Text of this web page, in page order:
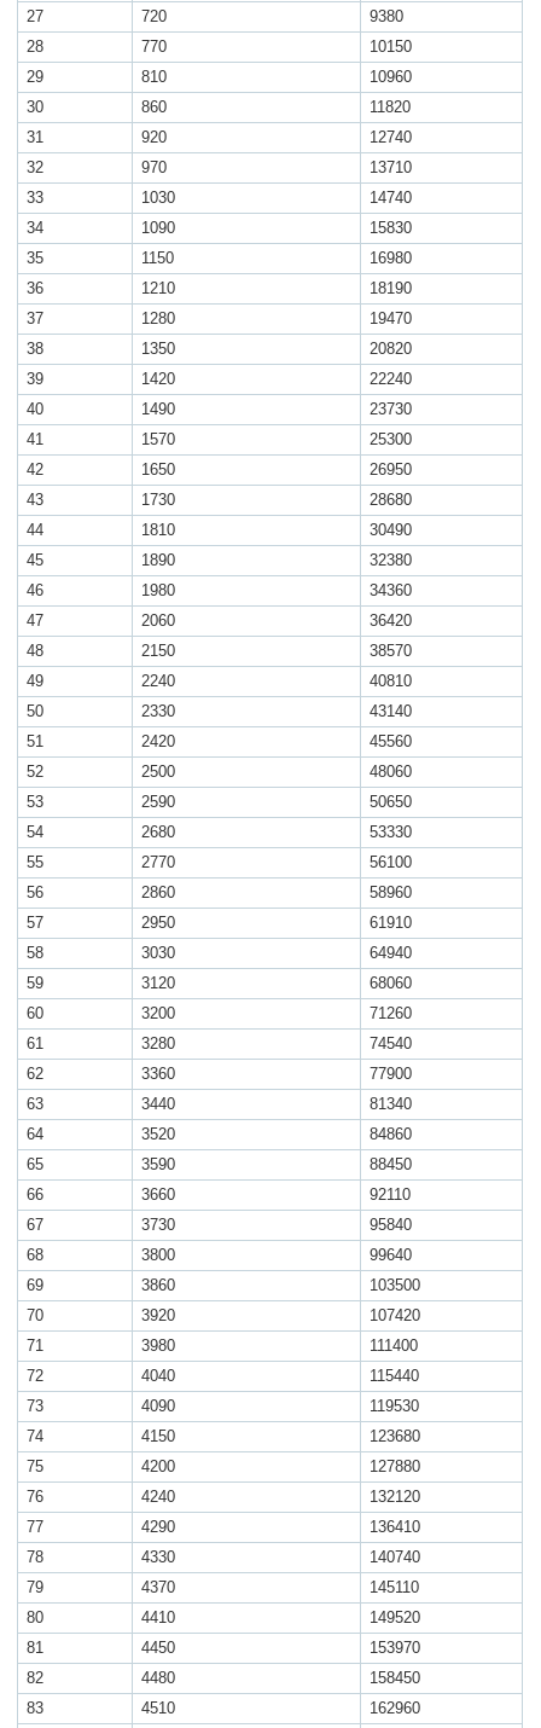
27
720
9380
28
770
10150
29
810
10960
30
860
11820
31
920
12740
32
970
13710
33
1030
14740
34
1090
15830
35
1150
16980
36
1210
18190
37
1280
19470
38
1350
20820
39
1420
22240
40
1490
23730
41
1570
25300
42
1650
26950
43
1730
28680
44
1810
30490
45
1890
32380
46
1980
34360
47
2060
36420
48
2150
38570
49
2240
40810
50
2330
43140
51
2420
45560
52
2500
48060
53
2590
50650
54
2680
53330
55
2770
56100
56
2860
58960
57
2950
61910
58
3030
64940
59
3120
68060
60
3200
71260
61
3280
74540
62
3360
77900
63
3440
81340
64
3520
84860
65
3590
88450
66
3660
92110
67
3730
95840
68
3800
99640
69
3860
103500
70
3920
107420
71
3980
111400
72
4040
115440
73
4090
119530
74
4150
123680
75
4200
127880
76
4240
132120
77
4290
136410
78
4330
140740
79
4370
145110
80
4410
149520
81
4450
153970
82
4480
158450
83
4510 162960